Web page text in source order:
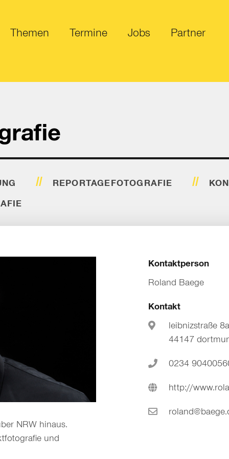
Themen Termine Jobs Partner
REPORTAGEFOTOGRAFIE
NRW hinaus.
und
Kontaktperson
Roland Baege
Kontakt
leibnizstraße
44147
0234
http://